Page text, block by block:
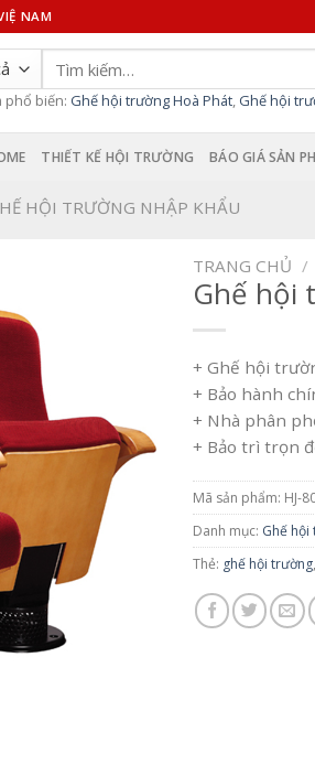
NAM
Tìm
kiếm:
phổ biến: Ghế hội trường Hoà Phát, Ghế hội
THIẾT KẾ HỘI TRƯỜNG BÁO GIÁ SẢN
HỘI TRƯỜNG NHẬP KHẨU
TRANG CHỦ /
Ghế hội
+ Ghế hội
+ Bảo hành
+ Nhà phân
+ Bảo trì trọn
Mã sản phẩm: HJ-
Danh mục: Ghế
Thẻ: ghế hội trường,